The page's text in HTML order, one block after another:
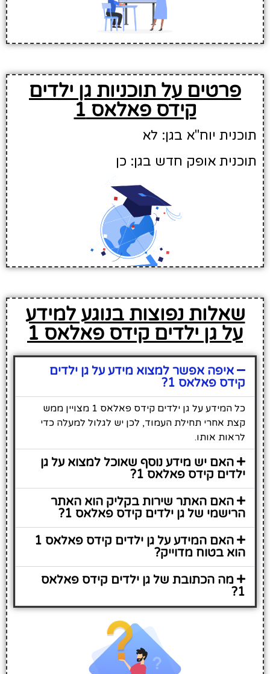
פרטים על תוכניות גן ילדים
קידס פאלאס 1
תוכנית יוח"א בגן: לא
תוכנית אופק חדש בגן: כן
שאלות נפוצות בנוגע למידע
על גן ילדים קידס פאלאס 1
איפה אפשר למצוא מידע על גן ילדים
קידס פאלאס 1?
כל המידע על גן ילדים קידס פאלאס 1 מצויין ממש
קצת אחרי תחילת העמוד, לכן יש לגלול למעלה כדי
לראות אותו.
האם יש מידע נוסף שאוכל למצוא על גן
ילדים קידס פאלאס 1?
האם האתר שירות בקליק הוא האתר
הרישמי של גן ילדים קידס פאלאס 1?
האם המידע על גן ילדים קידס פאלאס 1
הוא בטוח מדוייק?
מה הכתובת של גן ילדים קידס פאלאס
1?